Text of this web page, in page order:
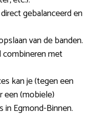
gebalanceerd en
van de banden.
met
kan je (tegen een
een (mobiele)
in Egmond-Binnen.